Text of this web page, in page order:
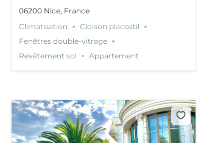
06200 Nice, France
Climatisation
Cloison placostil
Fenêtres double-vitrage
Revêtement sol
Appartement